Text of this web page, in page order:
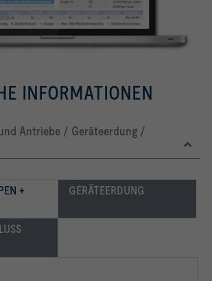
INFORMATIONEN
Antriebe / Geräteerdung /
+
GERÄTEERDUNG